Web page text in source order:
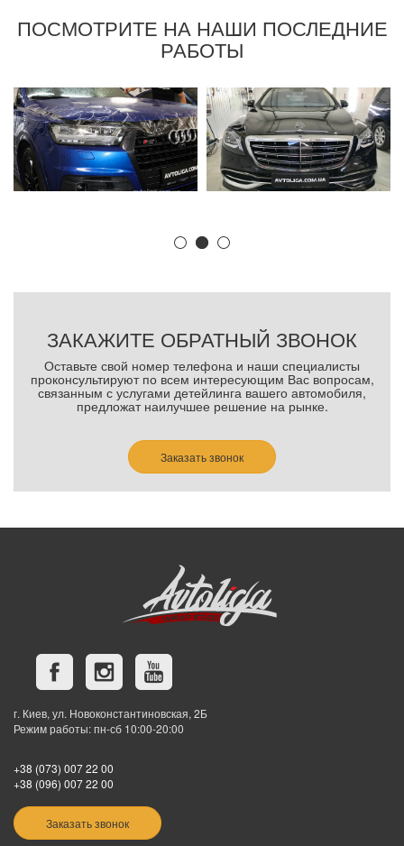
ПОСМОТРИТЕ НА НАШИ ПОСЛЕДНИЕ
РАБОТЫ
ЗАКАЖИТЕ ОБРАТНЫЙ ЗВОНОК
Оставьте свой номер телефона и наши специалисты
проконсультируют по всем интересующим Вас вопросам,
связанным с услугами детейлинга вашего автомобиля,
предложат наилучшее решение на рынке.
Заказать звонок
г. Киев, ул. Новоконстантиновская, 2Б
Режим работы: пн-сб 10:00-20:00
+38 (073) 007 22 00
+38 (096) 007 22 00
Заказать звонок